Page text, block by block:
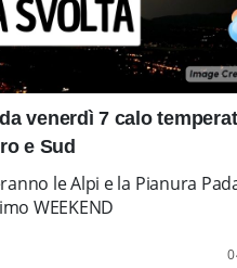
venerdì 7 calo
e Sud
le Alpi e la Pianura
WEEKEND